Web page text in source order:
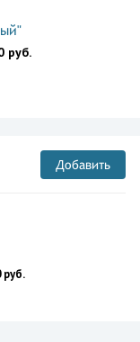
руб.
Добавить
руб.